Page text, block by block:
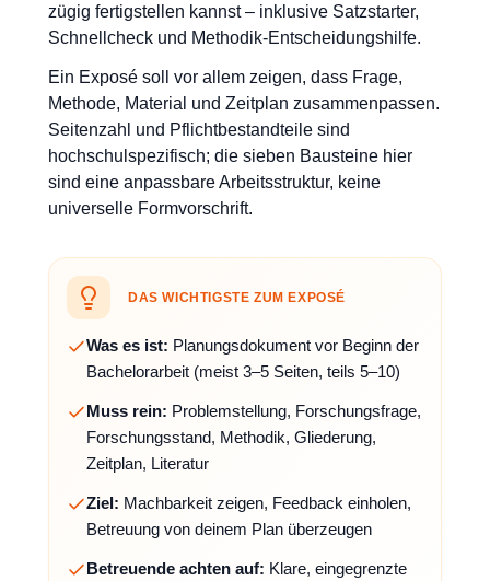
zügig fertigstellen kannst – inklusive Satzstarter,
Schnellcheck und Methodik-Entscheidungshilfe.
Ein Exposé soll vor allem zeigen, dass Frage,
Methode, Material und Zeitplan zusammenpassen.
Seitenzahl und Pflichtbestandteile sind
hochschulspezifisch; die sieben Bausteine hier
sind eine anpassbare Arbeitsstruktur, keine
universelle Formvorschrift.
DAS WICHTIGSTE ZUM EXPOSÉ
Was es ist: Planungsdokument vor Beginn der
Bachelorarbeit (meist 3–5 Seiten, teils 5–10)
Muss rein: Problemstellung, Forschungsfrage,
Forschungsstand, Methodik, Gliederung,
Zeitplan, Literatur
Ziel: Machbarkeit zeigen, Feedback einholen,
Betreuung von deinem Plan überzeugen
Betreuende achten auf: Klare, eingegrenzte